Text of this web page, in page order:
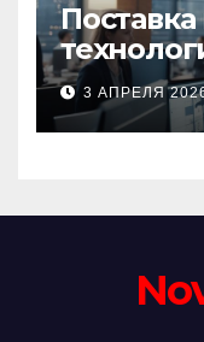
3 АПРЕЛЯ